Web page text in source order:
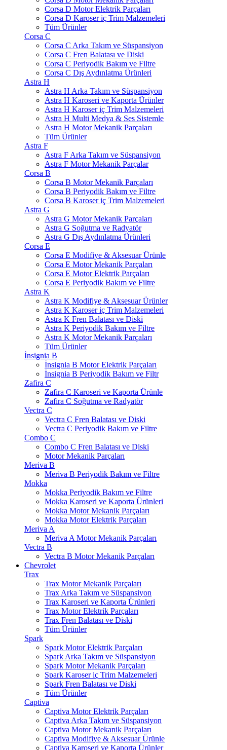
Corsa D Motor Elektrik Parçaları
Corsa D Karoser iç Trim Malzemeleri
Tüm Ürünler
Corsa C
Corsa C Arka Takım ve Süspansiyon
Corsa C Fren Balatası ve Diski
Corsa C Periyodik Bakım ve Filtre
Corsa C Dış Aydınlatma Ürünleri
Astra H
Astra H Arka Takım ve Süspansiyon
Astra H Karoseri ve Kaporta Ürünler
Astra H Karoser iç Trim Malzemeleri
Astra H Multi Medya & Ses Sistemle
Astra H Motor Mekanik Parçaları
Tüm Ürünler
Astra F
Astra F Arka Takım ve Süspansiyon
Astra F Motor Mekanik Parçalar
Corsa B
Corsa B Motor Mekanik Parçaları
Corsa B Periyodik Bakım ve Filtre
Corsa B Karoser iç Trim Malzemeleri
Astra G
Astra G Motor Mekanik Parçaları
Astra G Soğutma ve Radyatör
Astra G Dış Aydınlatma Ürünleri
Corsa E
Corsa E Modifiye & Aksesuar Ürünle
Corsa E Motor Mekanik Parçaları
Corsa E Motor Elektrik Parçaları
Corsa E Periyodik Bakım ve Filtre
Astra K
Astra K Modifiye & Aksesuar Ürünler
Astra K Karoser iç Trim Malzemeleri
Astra K Fren Balatası ve Diski
Astra K Periyodik Bakım ve Filtre
Astra K Motor Mekanik Parçaları
Tüm Ürünler
İnsignia B
İnsignia B Motor Elektrik Parçaları
İnsignia B Periyodik Bakım ve Filtr
Zafira C
Zafira C Karoseri ve Kaporta Ürünle
Zafira C Soğutma ve Radyatör
Vectra C
Vectra C Fren Balatası ve Diski
Vectra C Periyodik Bakım ve Filtre
Combo C
Combo C Fren Balatası ve Diski
Motor Mekanik Parçaları
Meriva B
Meriva B Periyodik Bakım ve Filtre
Mokka
Mokka Periyodik Bakım ve Filtre
Mokka Karoseri ve Kaporta Ürünleri
Mokka Motor Mekanik Parçaları
Mokka Motor Elektrik Parçaları
Meriva A
Meriva A Motor Mekanik Parçaları
Vectra B
Vectra B Motor Mekanik Parçaları
Chevrolet
Trax
Trax Motor Mekanik Parçaları
Trax Arka Takım ve Süspansiyon
Trax Karoseri ve Kaporta Ürünleri
Trax Motor Elektrik Parçaları
Trax Fren Balatası ve Diski
Tüm Ürünler
Spark
Spark Motor Elektrik Parçaları
Spark Arka Takım ve Süspansiyon
Spark Motor Mekanik Parçaları
Spark Karoser iç Trim Malzemeleri
Spark Fren Balatası ve Diski
Tüm Ürünler
Captiva
Captiva Motor Elektrik Parçaları
Captiva Arka Takım ve Süspansiyon
Captiva Motor Mekanik Parçaları
Captiva Modifiye & Aksesuar Ürünle
Captiva Karoseri ve Kaporta Ürünler